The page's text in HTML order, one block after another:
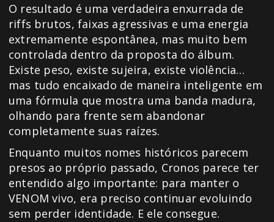
O resultado é uma verdadeira enxurrada de
riffs brutos, faixas agressivas e uma energia
extremamente espontânea, mas muito bem
controlada dentro da proposta do álbum.
Existe peso, existe sujeira, existe violência…
mas tudo encaixado de maneira inteligente em
uma fórmula que mostra uma banda madura,
olhando para frente sem abandonar
completamente suas raízes.
Enquanto muitos nomes históricos parecem
presos ao próprio passado, Cronos parece ter
entendido algo importante: para manter o
VENOM vivo, era preciso continuar evoluindo
sem perder identidade. E ele consegue.